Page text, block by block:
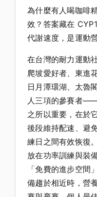
為什麼有人喝咖啡
效？答案藏在
代謝速度，是運動
在台灣的耐力運動
爬坡愛好者、東進
日月潭環湖、太魯
人三項的參賽者
之所以重要，在於
後段維持配速、避
練日之間有效恢復
放在功率訓練與裝
「免費的進步空間
備趨於相近時，營